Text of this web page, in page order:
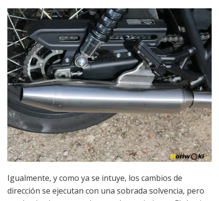
Igualmente, y como ya se intuye, los cambios de
dirección se ejecutan con una sobrada solvencia, pero